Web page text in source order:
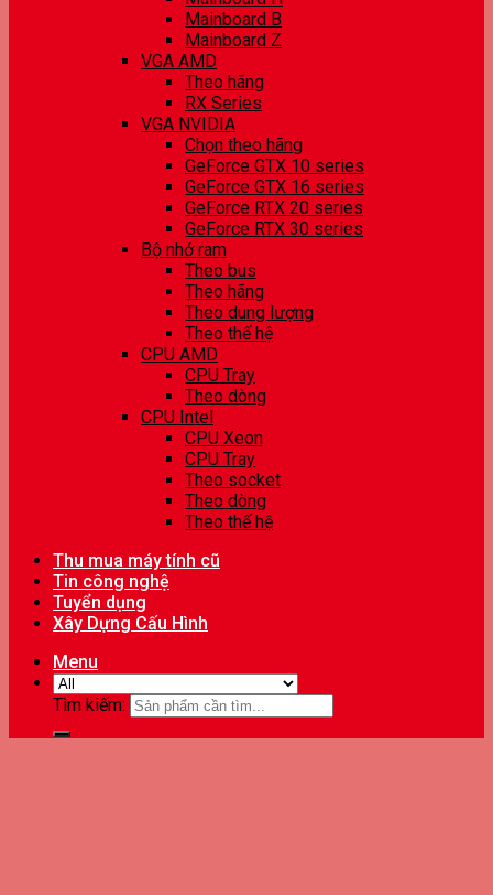
Mainboard B
Mainboard Z
VGA AMD
Theo hãng
RX Series
VGA NVIDIA
Chọn theo hãng
GeForce GTX 10 series
GeForce GTX 16 series
GeForce RTX 20 series
GeForce RTX 30 series
Bộ nhớ ram
Theo bus
Theo hãng
Theo dung lượng
Theo thế hệ
CPU AMD
CPU Tray
Theo dòng
CPU Intel
CPU Xeon
CPU Tray
Theo socket
Theo dòng
Theo thế hệ
Thu mua máy tính cũ
Tin công nghệ
Tuyển dụng
Xây Dựng Cấu Hình
Menu
Tìm kiếm: